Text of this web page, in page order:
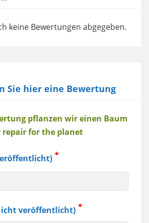
keine Bewertungen abgegeben.
Sie hier eine Bewertung
pflanzen wir einen Baum
repair for the planet
veröffentlicht)